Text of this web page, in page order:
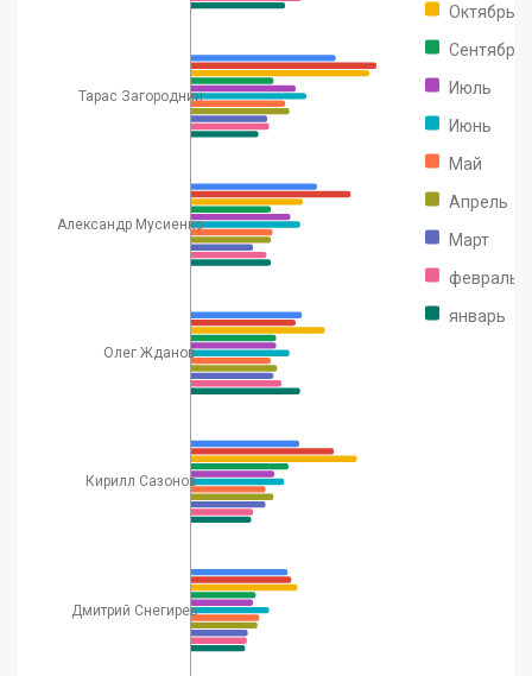
Октябрь
Сентябрь
Июль
Июнь
Май
Апрель
Март
февраль
январь
Тарас Загородний
Александр Мусиенко
Олег Жданов
Кирилл Сазонов
Дмитрий Снегирев